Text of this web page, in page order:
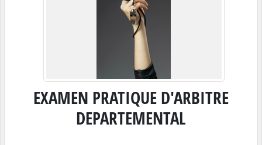
EXAMEN PRATIQUE D'ARBITRE
DEPARTEMENTAL